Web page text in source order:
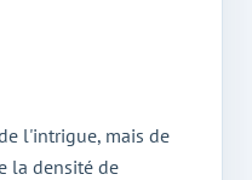
l'intrigue, mais de
la densité de